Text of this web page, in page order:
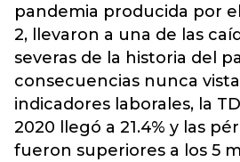
pandemia producida por el
2, llevaron a una de las
severas de la historia del
consecuencias nunca
indicadores laborales, la
2020 llegó a 21.4% y las
fueron superiores a los 5